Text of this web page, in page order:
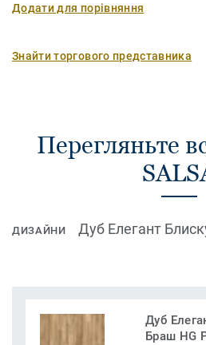
Додати для порівняння
Знайти торгового представника
Перегляньте
ДИЗАЙНИ Дуб Елегант
Дуб
Браш HG